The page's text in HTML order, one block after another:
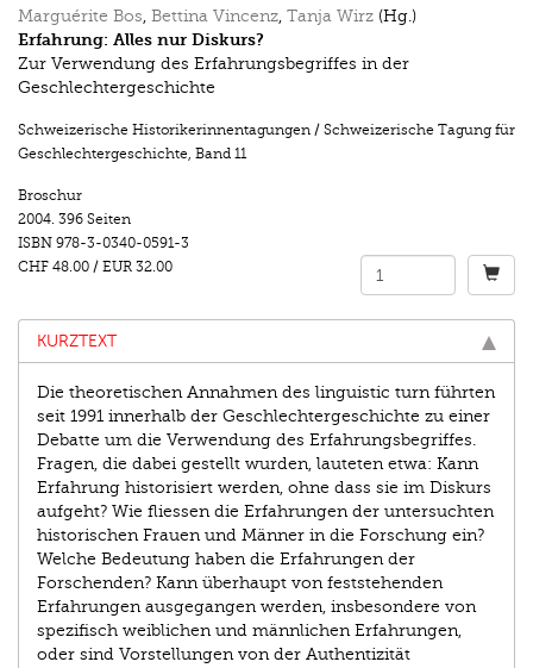
Marguérite Bos, Bettina Vincenz, Tanja Wirz (Hg.)
Erfahrung: Alles nur Diskurs?
Zur Verwendung des Erfahrungsbegriffes in der
Geschlechtergeschichte
Schweizerische Historikerinnentagungen / Schweizerische Tagung für
Geschlechtergeschichte, Band 11
Broschur
2004. 396 Seiten
ISBN 978-3-0340-0591-3
CHF 48.00 / EUR 32.00
KURZTEXT
Die theoretischen Annahmen des linguistic turn führten
seit 1991 innerhalb der Geschlechtergeschichte zu einer
Debatte um die Verwendung des Erfahrungsbegriffes.
Fragen, die dabei gestellt wurden, lauteten etwa: Kann
Erfahrung historisiert werden, ohne dass sie im Diskurs
aufgeht? Wie fliessen die Erfahrungen der untersuchten
historischen Frauen und Männer in die Forschung ein?
Welche Bedeutung haben die Erfahrungen der
Forschenden? Kann überhaupt von feststehenden
Erfahrungen ausgegangen werden, insbesondere von
spezifisch weiblichen und männlichen Erfahrungen,
oder sind Vorstellungen von der Authentizität